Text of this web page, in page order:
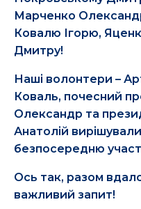
Марченко
Ковалю Ігорю,
Дмитру!
Наші волонтери –
Коваль, почесний
Олександр та
Анатолій
безпосередню
Ось так, разом
важливий запит!